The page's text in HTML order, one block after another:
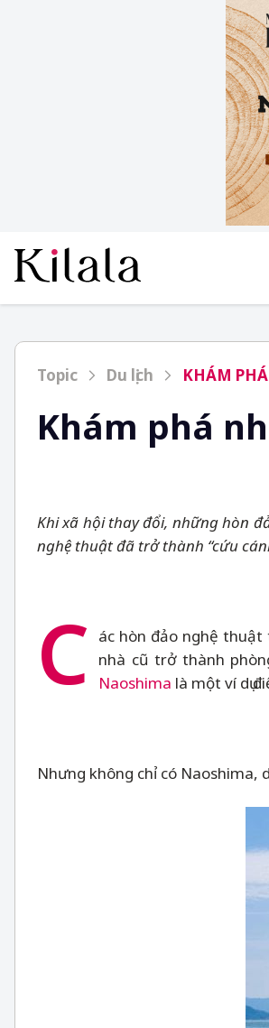
Topic Du lịch KHÁM PHÁ
Khám phá
Khi xã hội thay đổi, những hòn
nghệ thuật đã trở thành “cứu
C
ác hòn đảo nghệ
nhà cũ trở thành
Naoshima là một ví dụ
Nhưng không chỉ có